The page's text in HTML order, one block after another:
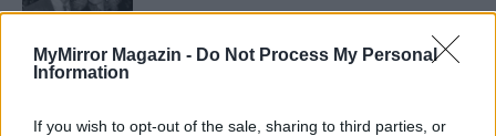
MyMirror Magazin - Do Not Process My Personal
Information
If you wish to opt-out of the sale, sharing to third parties, or
„Ha én szél lehetnék…”